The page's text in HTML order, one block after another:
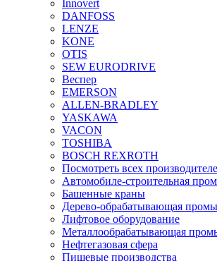
Innovert
DANFOSS
LENZE
KONE
OTIS
SEW EURODRIVE
Веспер
EMERSON
ALLEN-BRADLEY
YASKAWA
VACON
TOSHIBA
BOSCH REXROTH
Посмотреть всех
Автомобиле-строительная
Башенные краны
Дерево-обрабатывающая
Лифтовое оборудование
Металлообрабатывающая
Нефтегазовая сфера
Пищевые производства